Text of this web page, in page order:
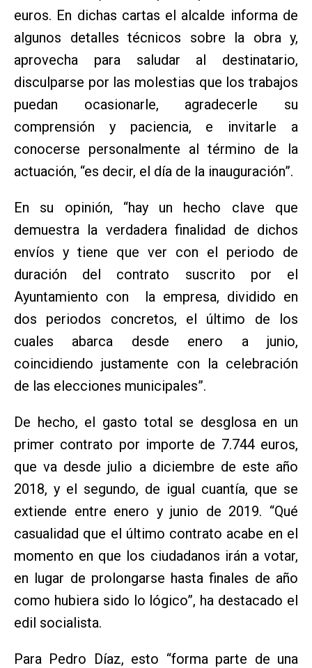
euros. En dichas cartas el alcalde informa de
algunos detalles técnicos sobre la obra y,
aprovecha para saludar al destinatario,
disculparse por las molestias que los trabajos
puedan ocasionarle, agradecerle su
comprensión y paciencia, e invitarle a
conocerse personalmente al término de la
actuación, “es decir, el día de la inauguración”.
En su opinión, “hay un hecho clave que
demuestra la verdadera finalidad de dichos
envíos y tiene que ver con el periodo de
duración del contrato suscrito por el
Ayuntamiento con la empresa, dividido en
dos periodos concretos, el último de los
cuales abarca desde enero a junio,
coincidiendo justamente con la celebración
de las elecciones municipales”.
De hecho, el gasto total se desglosa en un
primer contrato por importe de 7.744 euros,
que va desde julio a diciembre de este año
2018, y el segundo, de igual cuantía, que se
extiende entre enero y junio de 2019. “Qué
casualidad que el último contrato acabe en el
momento en que los ciudadanos irán a votar,
en lugar de prolongarse hasta finales de año
como hubiera sido lo lógico”, ha destacado el
edil socialista.
Para Pedro Díaz, esto “forma parte de una